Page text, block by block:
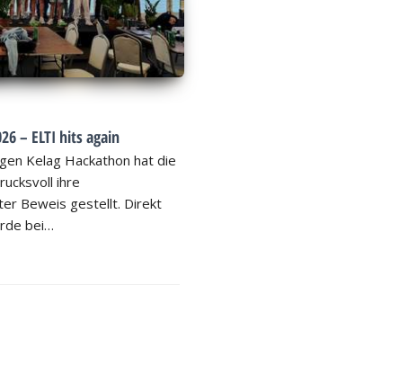
– ELTI hits again
Kelag Hackathon hat die
ihre
Beweis gestellt. Direkt
bei…